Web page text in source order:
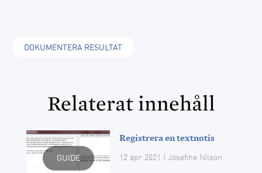
DOKUMENTERA RESULTAT
Relaterat innehåll
GUIDE
Registrera en textnotis
12 apr 2021 | Josefine Nilson